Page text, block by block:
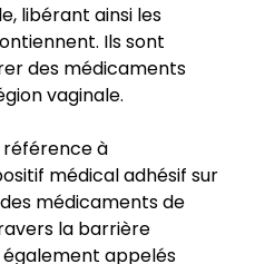
libérant ainsi les
Ils sont
des médicaments
vaginale.
référence à
médical adhésif sur
médicaments de
la barrière
appelés